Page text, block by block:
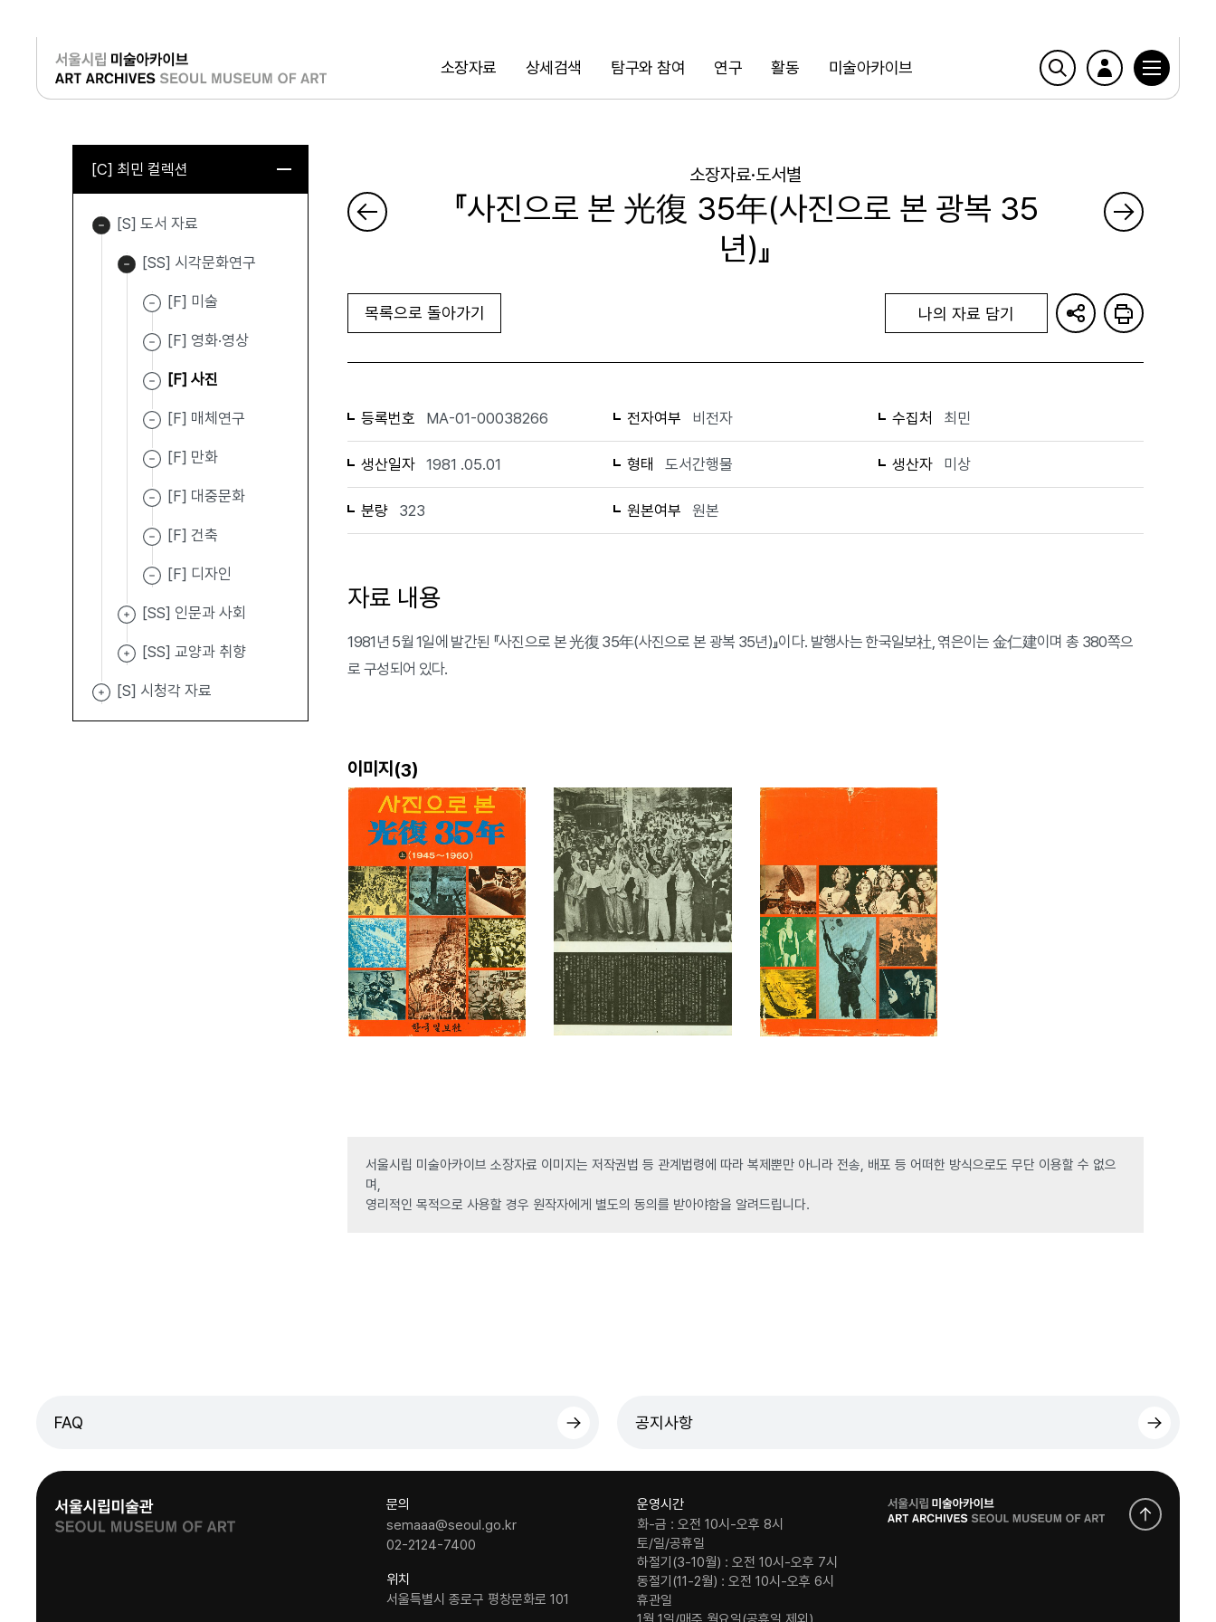
소장자료 상세검색 탐구와 참여 연구 활동 미술아카이브
검색
로그인
[C] 최민 컬렉션
[S] 도서 자료
[SS] 시각문화연구
[F] 미술
[F] 영화·영상
[F] 사진
[F] 매체연구
[F] 만화
[F] 대중문화
[F] 건축
[F] 디자인
[SS] 인문과 사회
[SS] 교양과 취향
[S] 시청각 자료
소장자료·도서별
『사진으로 본 光復 35年(사진으로 본 광복 35
년)』
목록으로 돌아가기 나의 자료 담기
등록번호 MA-01-00038266 전자여부 비전자 수집처 최민
생산일자 1981 .05.01 형태 도서간행물 생산자 미상
분량 323 원본여부 원본
자료 내용
1981년 5월 1일에 발간된 『사진으로 본 光復 35年(사진으로 본 광복 35년)』이다. 발행사는 한국일보社, 엮은이는 金仁建이며 총 380쪽으
로 구성되어 있다.
이미지(3)
서울시립 미술아카이브 소장자료 이미지는 저작권법 등 관계법령에 따라 복제뿐만 아니라 전송, 배포 등 어떠한 방식으로도 무단 이용할 수 없으
며,
영리적인 목적으로 사용할 경우 원작자에게 별도의 동의를 받아야함을 알려드립니다.
FAQ 공지사항
문의
semaaa@seoul.go.kr
02-2124-7400
위치
서울특별시 종로구 평창문화로 101
운영시간
화-금 : 오전 10시-오후 8시
토/일/공휴일
하절기(3-10월) : 오전 10시-오후 7시
동절기(11-2월) : 오전 10시-오후 6시
휴관일
로
고